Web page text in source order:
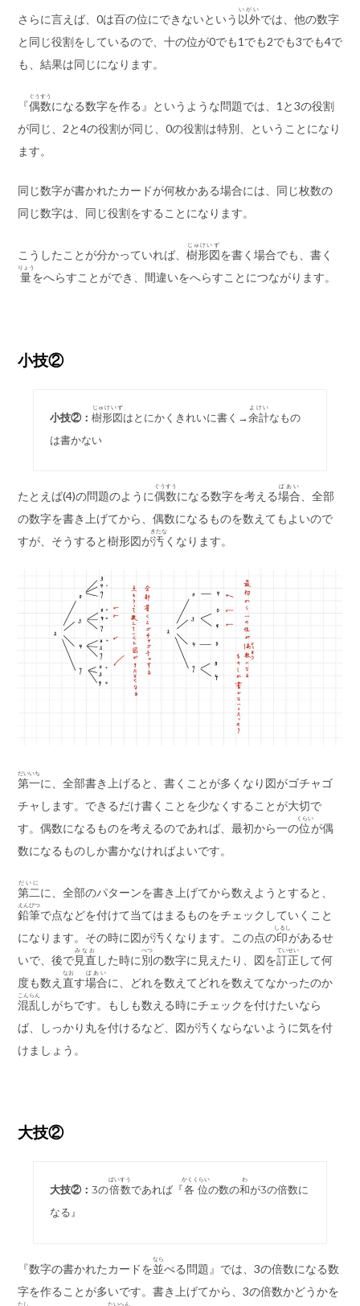
さらに言えば、0は百の位にできないという 以外
いがい
では、他の数字
と同じ役割をしているので、十の位が0でも1でも2でも3でも4で
も、結果は同じになります。
『偶数
ぐうすう
になる数字を作る』というような問題では、1と3の役割
が同じ、2と4の役割が同じ、0の役割は特別、ということになり
ます。
同じ数字が書かれたカードが何枚かある場合には、同じ枚数の
同じ数字は、同じ役割をすることになります。
こうしたことが分かっていれば、 樹形図
じゅけいず
を書く場合でも、書く
量
りょう
をへらすことができ、間違いをへらすことにつながります。
小技②
小技②：樹形図
じゅけいず
はとにかくきれいに書く→余計
よけい
なもの
は書かない
たとえば(4)の問題のように偶数
ぐうすう
になる数字を考える場合
ばあい
、全部
の数字を書き上げてから、偶数になるものを数えてもよいので
すが、そうすると樹形図が汚
きたな
くなります。
第一
だいいち
に、全部書き上げると、書くことが多くなり図がゴチャゴ
チャします。できるだけ書くことを少なくすることが大切で
す。偶数になるものを考えるのであれば、最初から一の位
くらい
が偶
数になるものしか書かなければよいです。
第二
だいに
に、全部のパターンを書き上げてから数えようとすると、
鉛筆
えんぴつ
で点などを付けて当てはまるものをチェックしていくこと
になります。その時に図が汚くなります。この点の印
しるし
があるせ
いで、後で見直
みなお
した時に別
べつ
の数字に見えたり、図を訂正
ていせい
して何
度も数え 直
なお
す場合
ばあい
に、どれを数えてどれを数えてなかったのか
混乱
こんらん
しがちです。もしも数える時にチェックを付けたいなら
ば、しっかり丸を付けるなど、図が汚くならないように気を付
けましょう。
大技②
大技②：3の倍数
ばいすう
であれば『各位
かくくらい
の数の和
わ
が3の倍数に
なる』
『数字の書かれたカードを並
なら
べる問題』では、3の倍数になる数
字を作ることが多いです。書き上げてから、3の倍数かどうかを
たし たいへん